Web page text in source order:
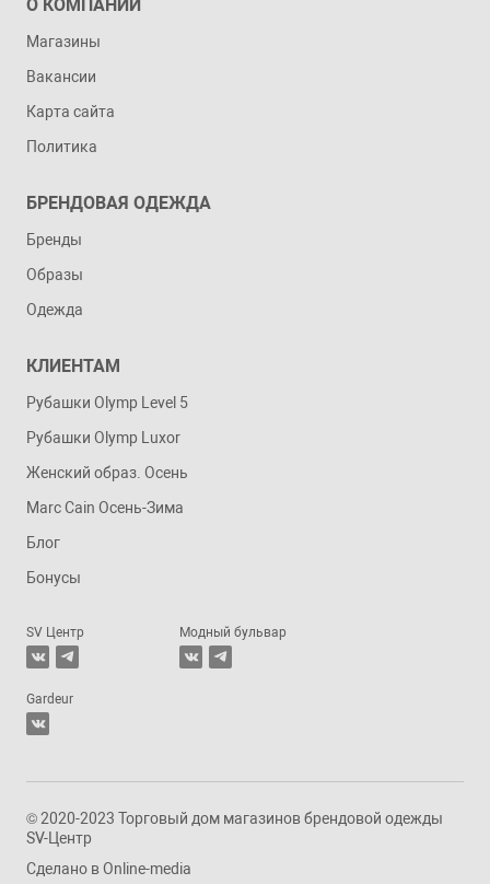
О КОМПАНИИ
Магазины
Вакансии
Карта сайта
Политика
БРЕНДОВАЯ ОДЕЖДА
Бренды
Образы
Одежда
КЛИЕНТАМ
Рубашки Olymp Level 5
Рубашки Olymp Luxor
Женский образ. Осень
Marc Cain Осень-Зима
Блог
Бонусы
SV Центр Модный бульвар
Gardeur
© 2020-2023 Торговый дом магазинов брендовой одежды
SV-Центр
Сделано вOnline-media